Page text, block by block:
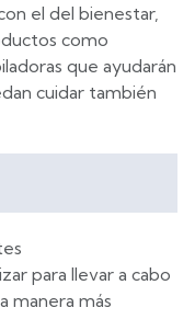
el del bienestar,
como
que ayudarán
cuidar también
para llevar a cabo
manera más